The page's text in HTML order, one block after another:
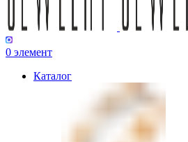
0 элемент
Каталог